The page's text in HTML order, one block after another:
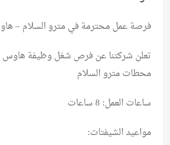
فرصة عمل محترمة في مترو السلام –
تعلن شركتنا عن فرص شغل وظيفة هاوس
محطات مترو السلام
ساعات العمل: 8 ساعات
مواعيد الشيفتات: